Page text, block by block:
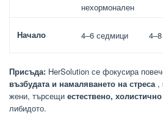
нехормонален
Начало 4–6 седмици
Присъда: HerSolution се фокусира
възбудата и намаляването на стреса,
жени, търсещи естествено, холистично
либидото.